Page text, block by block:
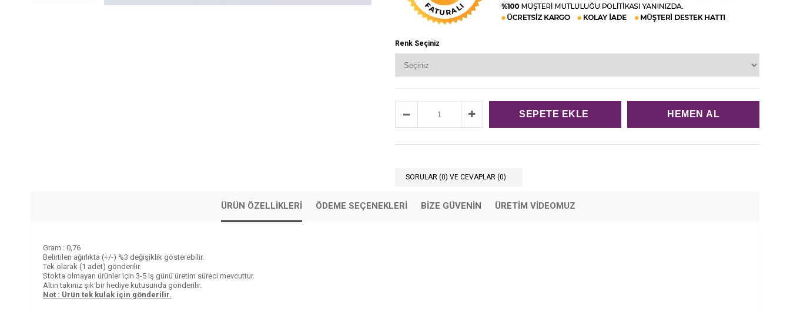
Renk Seçiniz
SORULAR (0) VE CEVAPLAR (0)
ÜRÜN ÖZELLIKLERI ÖDEME SEÇENEKLERI BIZE GÜVENIN ÜRETİM VİDEOMUZ
Gram : 0,76
Belirtilen ağırlıkta (+/-) %3 değişiklik gösterebilir.
Tek olarak (1 adet) gönderilir.
Stokta olmayan ürünler için 3-5 iş günü üretim süreci mevcuttur.
Altın takınız şık bir hediye kutusunda gönderilir.
Not : Ürün tek kulak için gönderilir.